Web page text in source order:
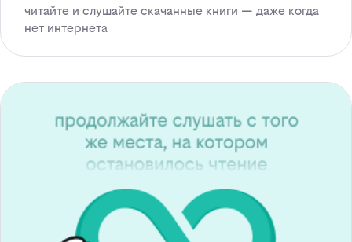
читайте и слушайте скачанные книги — даже когда
нет интернета